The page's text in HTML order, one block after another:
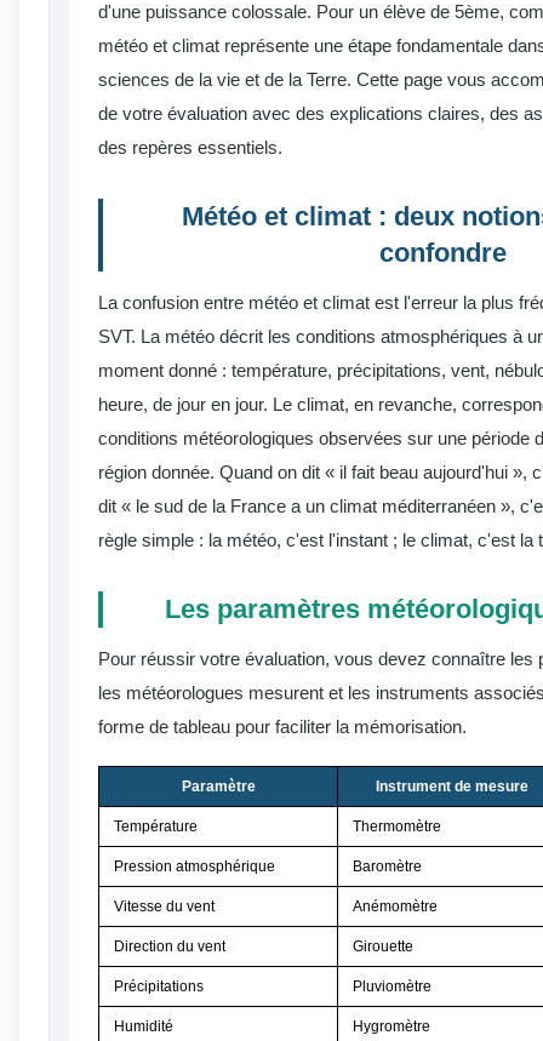
d'une puissance colossale. Pour un élève de 5ème,
météo et climat représente une étape fondamentale
sciences de la vie et de la Terre. Cette page vous
de votre évaluation avec des explications claires, des
des repères essentiels.
Météo et climat : deux
confondre
La confusion entre météo et climat est l'erreur la plus
SVT. La météo décrit les conditions atmosphériques à
moment donné : température, précipitations, vent,
heure, de jour en jour. Le climat, en revanche,
conditions météorologiques observées sur une période
région donnée. Quand on dit « il fait beau aujourd'hui »,
dit « le sud de la France a un climat méditerranéen »,
règle simple : la météo, c'est l'instant ; le climat, c'est la
Les paramètres
Pour réussir votre évaluation, vous devez connaître les
les météorologues mesurent et les instruments
forme de tableau pour faciliter la mémorisation.
Paramètre Instrument de mesure
Température Thermomètre
Pression atmosphérique Baromètre
Vitesse du vent Anémomètre
Direction du vent Girouette
Précipitations Pluviomètre
Humidité Hygromètre